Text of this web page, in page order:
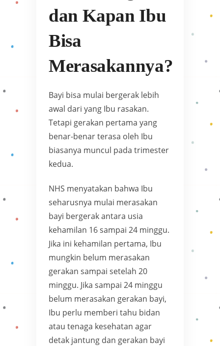
dan Kapan Ibu
Bisa
Merasakannya?
Bayi bisa mulai bergerak lebih
awal dari yang Ibu rasakan.
Tetapi gerakan pertama yang
benar-benar terasa oleh Ibu
biasanya muncul pada trimester
kedua.
NHS menyatakan bahwa Ibu
seharusnya mulai merasakan
bayi bergerak antara usia
kehamilan 16 sampai 24 minggu.
Jika ini kehamilan pertama, Ibu
mungkin belum merasakan
gerakan sampai setelah 20
minggu. Jika sampai 24 minggu
belum merasakan gerakan bayi,
Ibu perlu memberi tahu bidan
atau tenaga kesehatan agar
detak jantung dan gerakan bayi